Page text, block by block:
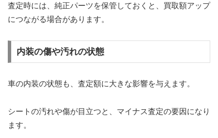
査定時には、純正パーツを保管しておくと、買取額アップ
につながる場合があります。
内装の傷や汚れの状態
車の内装の状態も、査定額に大きな影響を与えます。
シートの汚れや傷が目立つと、マイナス査定の要因になり
ます。